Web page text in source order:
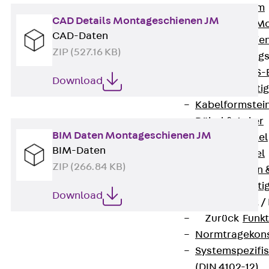
I-Stiel-System
PUK-STRUT-
C-Profil-
KTS-
Dübel & Anker
Abhängemittel
Schraubmittel
Ankermuttern
Funktionserhalt
Zurück
CAD Details Montageschienen JM
CAD-Daten
ZIP (527.16 KB)
Download
BIM Daten Montageschienen JM
BIM-Daten
ZIP (266.84 KB)
Download